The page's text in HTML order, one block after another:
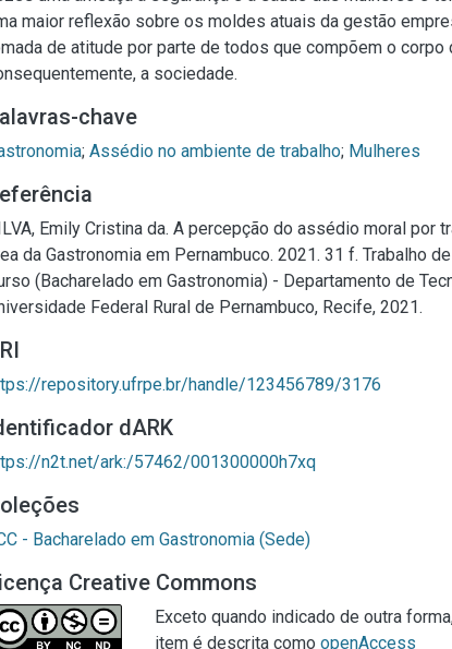
maior reflexão sobre os moldes atuais da gestão
de atitude por parte de todos que compõem o corpo
a sociedade.
chave
; Assédio no ambiente de trabalho; Mulheres
Emily Cristina da. A percepção do assédio moral por
da Gastronomia em Pernambuco. 2021. 31 f. Trabalho
(Bacharelado em Gastronomia) - Departamento de
Federal Rural de Pernambuco, Recife, 2021.
repository.ufrpe.br/handle/123456789/3176
dARK
n2t.net/ark:/57462/001300000h7xq
- Bacharelado em Gastronomia (Sede)
Creative Commons
Exceto quando indicado de outra
item é descrita como openAccess